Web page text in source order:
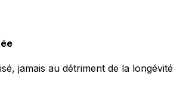
jamais au détriment de la longévité